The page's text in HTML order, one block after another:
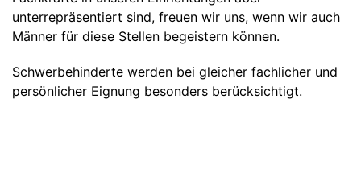
unterrepräsentiert sind, freuen wir uns, wenn wir auch
Männer für diese Stellen begeistern können.
Schwerbehinderte werden bei gleicher fachlicher und
persönlicher Eignung besonders berücksichtigt.